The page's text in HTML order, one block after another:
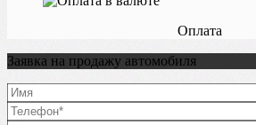
Оплата
Заявка на продажу автомобиля